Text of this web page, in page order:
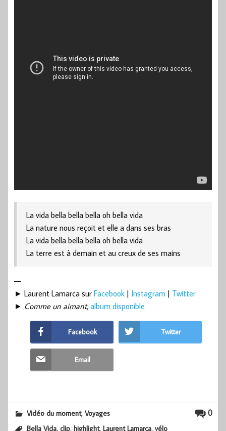
La vida bella bella bella oh bella vida
La nature nous reçoit et elle a dans ses bras
La vida bella bella bella oh bella vida
La terre est à demain et au creux de ses mains
—
► Laurent Lamarca sur Facebook | Instagram | Twitter
► Comme un aimant, album disponible
Facebook Twitter
Email
0
Vidéo du moment,Voyages
Bella Vida,clip,highlight,Laurent Lamarca,vélo